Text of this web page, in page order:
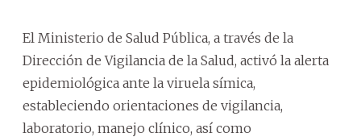
El Ministerio de Salud Pública, a través de la
Dirección de Vigilancia de la Salud, activó la alerta
epidemiológica ante la viruela símica,
estableciendo orientaciones de vigilancia,
laboratorio, manejo clínico, así como